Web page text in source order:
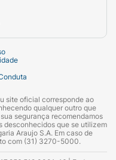
site oficial corresponde ao
qualquer outro que
segurança recomendamos
desconhecidos que se utilizem
Araujo S.A. Em caso de
com (31) 3270-5000.